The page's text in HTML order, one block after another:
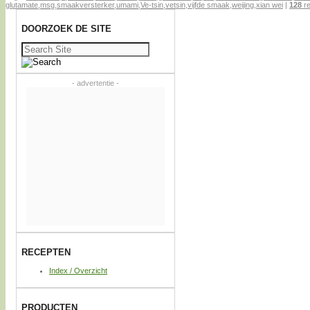
glutamate msg smaakversterker,umami Ve-tsin vetsin vijfde smaak weijing xian wei | 128
DOORZOEK DE SITE
Zoeken
naar:
- advertentie -
RECEPTEN
Index / Overzicht
PRODUCTEN